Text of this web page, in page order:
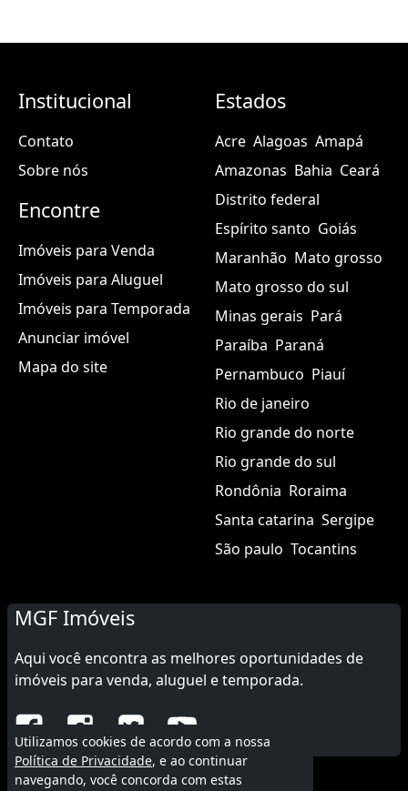
Institucional
Contato
Sobre nós
Encontre
Imóveis para Venda
Imóveis para Aluguel
Imóveis para Temporada
Anunciar imóvel
Mapa do site
Estados
Acre Alagoas Amapá
Amazonas Bahia Ceará
Distrito federal
Espírito santo Goiás
Maranhão Mato grosso
Mato grosso do sul
Minas gerais Pará
Paraíba Paraná
Pernambuco Piauí
Rio de janeiro
Rio grande do norte
Rio grande do sul
Rondônia Roraima
Santa catarina Sergipe
São paulo Tocantins
MGF Imóveis
Aqui você encontra as melhores oportunidades de
imóveis para venda, aluguel e temporada.
Utilizamos cookies de acordo com a nossa
Política de Privacidade, e ao continuar
navegando, você concorda com estas